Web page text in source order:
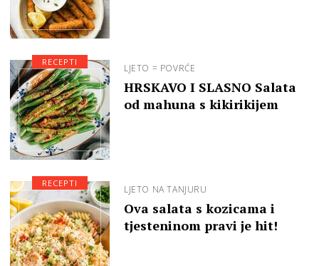
LJETO = POVRĆE
HRSKAVO I SLASNO Salata
od mahuna s kikirikijem
RECEPTI
LJETO NA TANJURU
Ova salata s kozicama i
tjesteninom pravi je hit!
RECEPTI